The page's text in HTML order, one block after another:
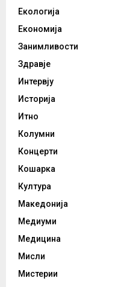
Екологија
Економија
Занимливости
Здравје
Интервју
Историја
Итно
Колумни
Концерти
Кошарка
Култура
Македонија
Медиуми
Медицина
Мисли
Мистерии